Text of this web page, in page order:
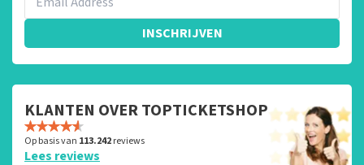
INSCHRIJVEN
KLANTEN OVER TOPTICKETSHOP
Op basis van 113.242reviews
Lees reviews